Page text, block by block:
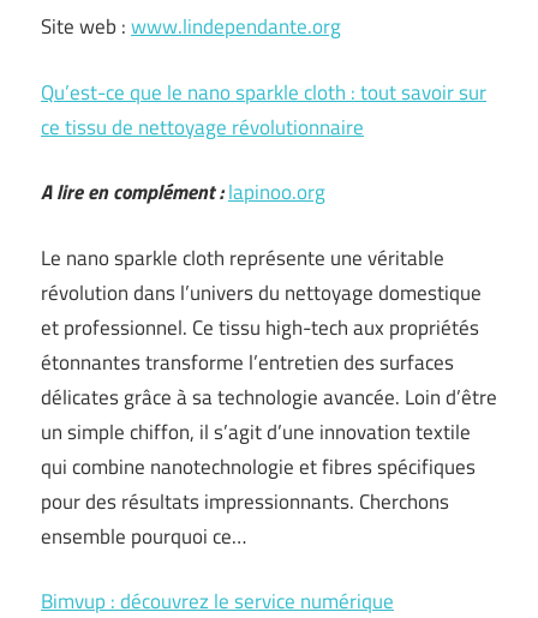
Site web :www.lindependante.org
Qu’est-ce que le nano sparkle cloth : tout savoir sur
ce tissu de nettoyage révolutionnaire
A lire en complément :lapinoo.org
Le nano sparkle cloth représente une véritable
révolution dans l’univers du nettoyage domestique
et professionnel. Ce tissu high-tech aux propriétés
étonnantes transforme l’entretien des surfaces
délicates grâce à sa technologie avancée. Loin d’être
un simple chiffon, il s’agit d’une innovation textile
qui combine nanotechnologie et fibres spécifiques
pour des résultats impressionnants. Cherchons
ensemble pourquoi ce…
Bimvup : découvrez le service numérique